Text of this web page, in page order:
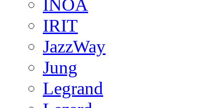
INOA
IRIT
JazzWay
Jung
Legrand